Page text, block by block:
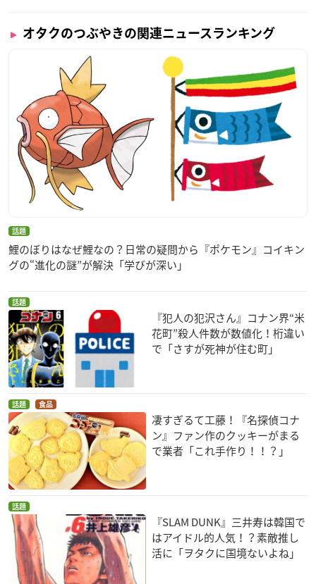
オタクのつぶやきの関連ニュースランキング
話題
鯉のぼりはなぜ鯉なの？日常の疑問から『ポケモン』コイキン
グの“進化の謎”が解決「学びが深い」
話題
『犯人の犯沢さん』コナン界“米
花町”殺人件数が数値化！桁違い
で「さすが死神が住む町」
話題 食品
凄すぎるて工藤！『名探偵コナ
ン』ファン作のクッキーがまる
で業者「これ手作り！！？」
話題
『SLAM DUNK』三井寿は韓国で
はアイドル的人気！？素敵推し
活に「ヲタクに国境ないよね」